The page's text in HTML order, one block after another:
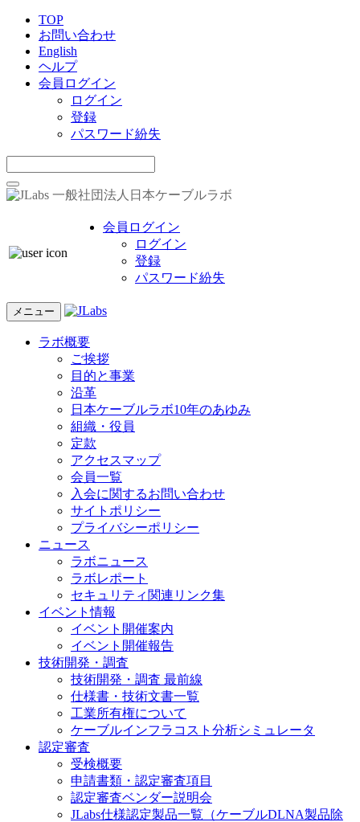
TOP
お問い合わせ
English
ヘルプ
会員ログイン
ログイン
登録
パスワード紛失
一般社団法人日本ケーブルラボ
会員ログイン
ログイン
登録
パスワード紛失
メニュー
ラボ概要
ご挨拶
目的と事業
沿革
日本ケーブルラボ10年のあゆみ
組織・役員
定款
アクセスマップ
会員一覧
入会に関するお問い合わせ
サイトポリシー
プライバシーポリシー
ニュース
ラボニュース
ラボレポート
セキュリティ関連リンク集
イベント情報
イベント開催案内
イベント開催報告
技術開発・調査
技術開発・調査 最前線
仕様書・技術文書一覧
工業所有権について
ケーブルインフラコスト分析シミュレータ
認定審査
受検概要
申請書類・認定審査項目
認定審査ベンダー説明会
JLabs仕様認定製品一覧（ケーブルDLNA製品除